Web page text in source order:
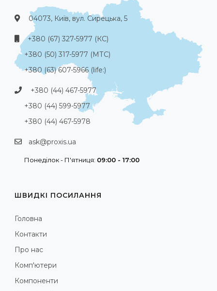
04073, Київ, вул. Сирецька, 5
+380 (67) 327-5977 (КС)
+380 (50) 317-5977 (МТС)
+380 (63) 607-5966 (life:)
+380 (44) 467-5977
+380 (44) 599-5977
+380 (44) 467-5978
ask@proxis.ua
Понеділок - П'ятниця: 09:00 - 17:00
ШВИДКІ ПОСИЛАННЯ
Головна
Контакти
Про нас
Комп'ютери
Компоненти